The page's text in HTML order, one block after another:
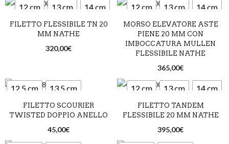
12 cm 13 cm 14 cm
FILETTO FLESSIBILE TN 20
MM NATHE
320,00€
12 cm 13 cm 14 cm
MORSO ELEVATORE ASTE
PIENE 20 MM CON
IMBOCCATURA MULLEN
FLESSIBILE NATHE
365,00€
12,5 cm
13,5 cm
14,5 cm
FILETTO SCOURIER
TWISTED DOPPIO ANELLO
45,00€
12 cm 13 cm 14 cm
FILETTO TANDEM
FLESSIBILE 20 MM NATHE
395,00€